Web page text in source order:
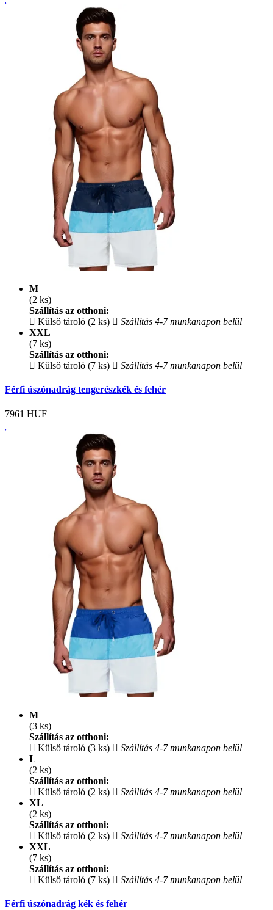
M
(2 ks)
Szállítás az otthoni:
Külső tároló (2 ks)
Szállítás 4-7 munkanapon belül
XXL
(7 ks)
Szállítás az otthoni:
Külső tároló (7 ks)
Szállítás 4-7 munkanapon belül
Férfi úszónadrág tengerészkék és fehér
7961 HUF
M
(3 ks)
Szállítás az otthoni:
Külső tároló (3 ks)
Szállítás 4-7 munkanapon belül
L
(2 ks)
Szállítás az otthoni:
Külső tároló (2 ks)
Szállítás 4-7 munkanapon belül
XL
(2 ks)
Szállítás az otthoni:
Külső tároló (2 ks)
Szállítás 4-7 munkanapon belül
XXL
(7 ks)
Szállítás az otthoni:
Külső tároló (7 ks)
Szállítás 4-7 munkanapon belül
Férfi úszónadrág kék és fehér